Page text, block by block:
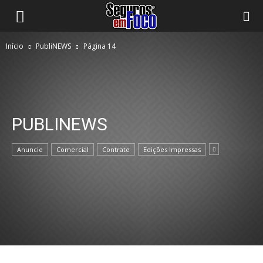
Início PubliNEWS Página 14
PUBLINEWS
Anuncie Comercial Contrate Edições Impressas